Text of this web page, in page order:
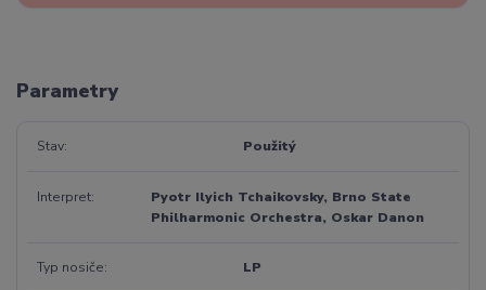
Parametry
Stav Použitý
Interpret
Pyotr Ilyich Tchaikovsky, Brno State
Philharmonic Orchestra, Oskar Danon
Typ nosiče LP